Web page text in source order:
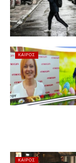
ΚΑΙΡΌΣ
ΚΑΙΡΌΣ